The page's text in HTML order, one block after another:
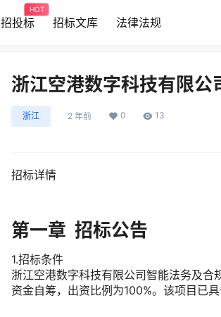
招投标
HOT
招标文库 法律法规
浙江空港数字科技有限
浙江 2 年前 0 13
招标详情
第一章 招标公告
1.招标条件
浙江空港数字科技有限公司智能法务及
资金自筹，出资比例为100%。该项目已